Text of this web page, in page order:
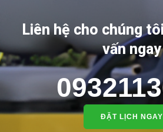
Liên hệ cho chúng
vấn ngay
ĐẶT LỊCH NGAY